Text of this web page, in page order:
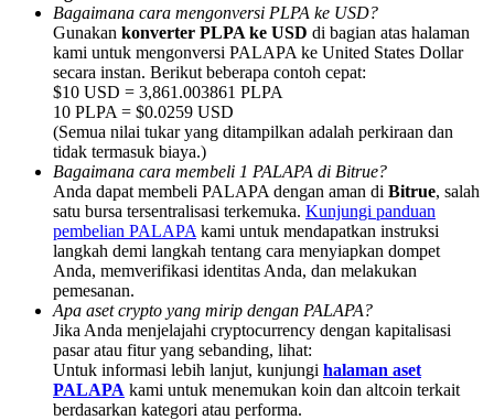
BTC Welcome Rewards
Deposit & Trade BTC to Share 25000 USDT prize pool!
Deposit CASHCAT & Win
Share 500000 CASHCAT prize pool
Bagaimana cara mengonversi PLPA ke USD?
Gunakan konverter PLPA ke USD di bagian atas halaman
kami untuk mengonversi PALAPA ke United States Dollar
secara instan. Berikut beberapa contoh cepat:
$10 USD = 3,861.003861 PLPA
10 PLPA = $0.0259 USD
(Semua nilai tukar yang ditampilkan adalah perkiraan dan
tidak termasuk biaya.)
Bagaimana cara membeli 1 PALAPA di Bitrue?
Anda dapat membeli PALAPA dengan aman di Bitrue, salah
satu bursa tersentralisasi terkemuka. Kunjungi panduan
pembelian PALAPA kami untuk mendapatkan instruksi
langkah demi langkah tentang cara menyiapkan dompet
Anda, memverifikasi identitas Anda, dan melakukan
pemesanan.
Apa aset crypto yang mirip dengan PALAPA?
Jika Anda menjelajahi cryptocurrency dengan kapitalisasi
pasar atau fitur yang sebanding, lihat:
Untuk informasi lebih lanjut, kunjungi halaman aset
PALAPA kami untuk menemukan koin dan altcoin terkait
berdasarkan kategori atau performa.